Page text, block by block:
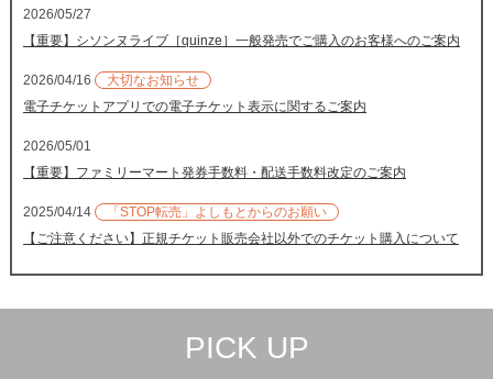
2026/05/27
【重要】シソンヌライブ［quinze］一般発売でご購入のお客様へのご案内
2026/04/16
大切なお知らせ
電子チケットアプリでの電子チケット表示に関するご案内
2026/05/01
【重要】ファミリーマート発券手数料・配送手数料改定のご案内
2025/04/14
「STOP転売」よしもとからのお願い
【ご注意ください】正規チケット販売会社以外でのチケット購入について
PICK UP